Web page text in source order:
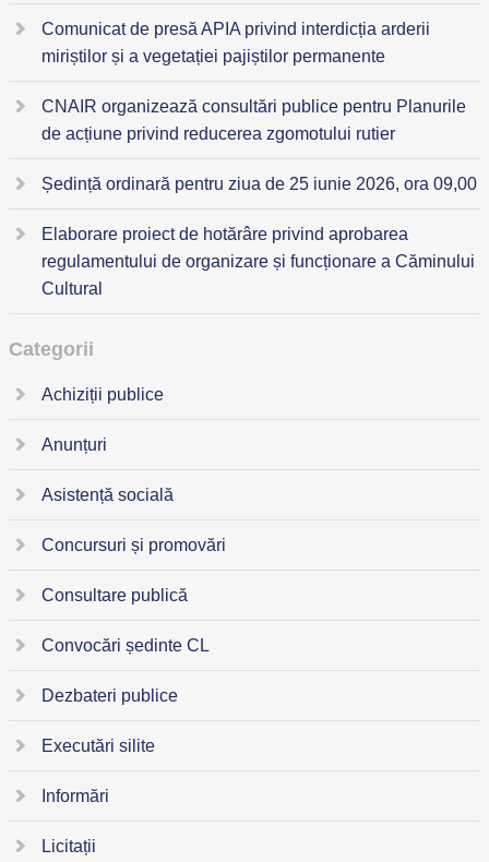
Comunicat de presă APIA privind interdicția arderii
miriștilor și a vegetației pajiștilor permanente
CNAIR organizează consultări publice pentru Planurile
de acțiune privind reducerea zgomotului rutier
Ședință ordinară pentru ziua de 25 iunie 2026, ora 09,00
Elaborare proiect de hotărâre privind aprobarea
regulamentului de organizare și funcționare a Căminului
Cultural
Categorii
Achiziții publice
Anunțuri
Asistență socială
Concursuri și promovări
Consultare publică
Convocări ședinte CL
Dezbateri publice
Executări silite
Informări
Licitații